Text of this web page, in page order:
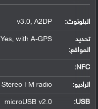
البلوتوث:
v3.0, A2DP
تحديد
المواقع:
Yes, with A-GPS
NFC
:
الراديو: Stereo FM radio
USB
:
microUSB v2.0